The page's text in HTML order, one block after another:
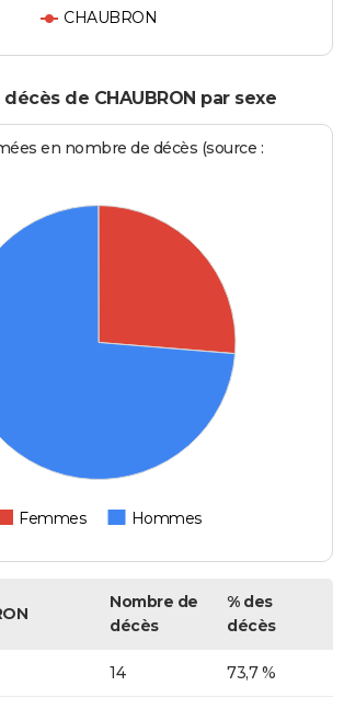
CHAUBRON
de CHAUBRON par sexe
en nombre de décès (source :
Femmes Hommes
Nombre de
décès
% des
décès
14 73,7 %